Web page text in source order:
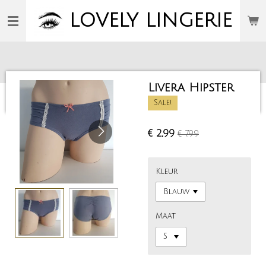
direct
LOVELY LINGERIE
Livera Hipster
Sale!
€ 2,99 € 7,99
Kleur
Maat